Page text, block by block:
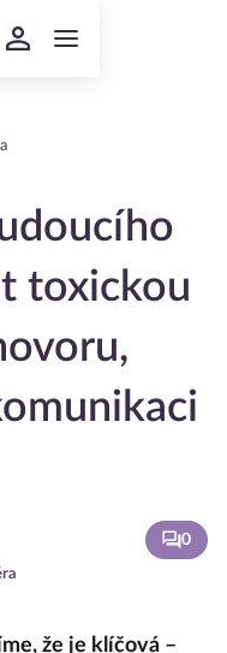
toxickou
0
že je klíčová –